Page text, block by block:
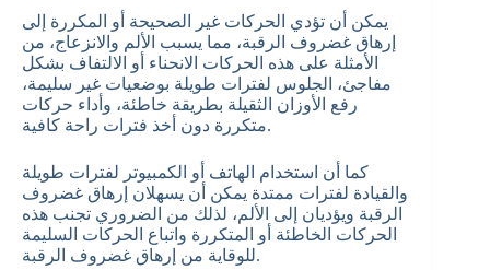
يمكن أن تؤدي الحركات غير الصحيحة أو المكررة إلى
إرهاق غضروف الرقبة، مما يسبب الألم والانزعاج، من
الأمثلة على هذه الحركات الانحناء أو الالتفاف بشكل
مفاجئ، الجلوس لفترات طويلة بوضعيات غير سليمة،
رفع الأوزان الثقيلة بطريقة خاطئة، وأداء حركات
متكررة دون أخذ فترات راحة كافية.
كما أن استخدام الهاتف أو الكمبيوتر لفترات طويلة
والقيادة لفترات ممتدة يمكن أن يسهلان إرهاق غضروف
الرقبة ويؤديان إلى الألم، لذلك من الضروري تجنب هذه
الحركات الخاطئة أو المتكررة واتباع الحركات السليمة
للوقاية من إرهاق غضروف الرقبة.